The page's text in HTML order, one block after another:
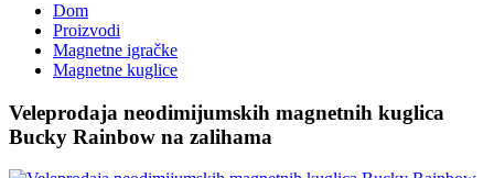
Dom
Proizvodi
Magnetne igračke
Magnetne kuglice
Veleprodaja neodimijumskih magnetnih kuglica
Bucky Rainbow na zalihama